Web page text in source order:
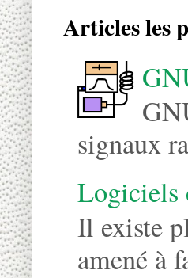
Articles les
signaux
Logiciels
Il existe
amené à